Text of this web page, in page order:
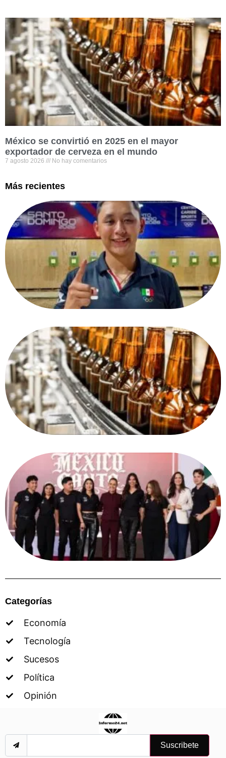
México se convirtió en 2025 en el mayor
exportador de cerveza en el mundo
7 agosto 2026 No hay comentarios
Más recientes
Categorías
Economía
Tecnología
Sucesos
Política
Opinión
Suscribete